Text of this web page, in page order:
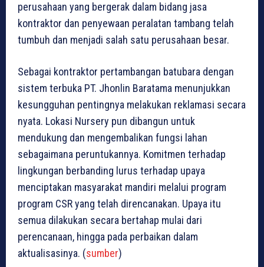
perusahaan yang bergerak dalam bidang jasa
kontraktor dan penyewaan peralatan tambang telah
tumbuh dan menjadi salah satu perusahaan besar.
Sebagai kontraktor pertambangan batubara dengan
sistem terbuka PT. Jhonlin Baratama menunjukkan
kesungguhan pentingnya melakukan reklamasi secara
nyata. Lokasi Nursery pun dibangun untuk
mendukung dan mengembalikan fungsi lahan
sebagaimana peruntukannya. Komitmen terhadap
lingkungan berbanding lurus terhadap upaya
menciptakan masyarakat mandiri melalui program
program CSR yang telah direncanakan. Upaya itu
semua dilakukan secara bertahap mulai dari
perencanaan, hingga pada perbaikan dalam
aktualisasinya. (sumber)